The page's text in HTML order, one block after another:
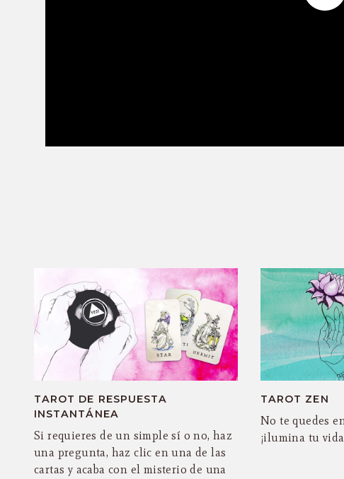
TAROT DE RESPUESTA
INSTANTÁNEA
Si requieres de un simple sí o no, haz
una pregunta, haz clic en una de las
cartas y acaba con el misterio de una
TAROT ZEN
No te quedes
¡ilumina tu